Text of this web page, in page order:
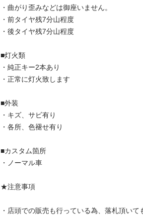
・曲がり歪みなどは御座いません。
・前タイヤ残7分山程度
・後タイヤ残7分山程度
■灯火類
・純正キー2本あり
・正常に灯火致します
■外装
・キズ、サビ有り
・各所、色褪せ有り
■カスタム箇所
・ノーマル車
★注意事項
・店頭での販売も行っている為、落札頂い